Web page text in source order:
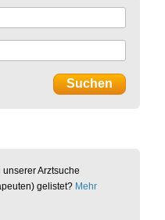
Arztsuche
gelistet? Mehr